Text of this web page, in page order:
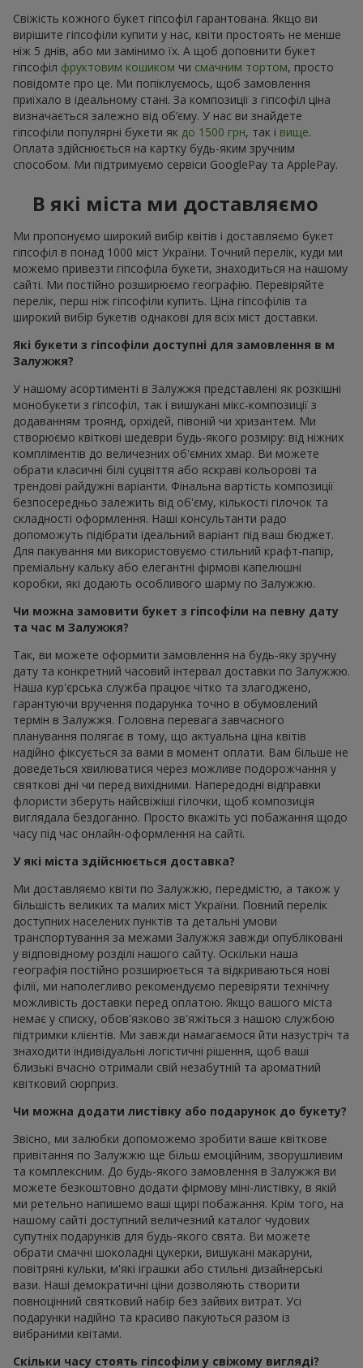
Свіжість кожного букет гіпсофіл гарантована. Якщо ви
вирішите гіпсофіли купити у нас, квіти простоять не менше
ніж 5 днів, або ми замінимо їх. А щоб доповнити букет
гіпсофіл фруктовим кошиком чи смачним тортом, просто
повідомте про це. Ми попіклуємось, щоб замовлення
приїхало в ідеальному стані. За композиції з гіпсофіл ціна
визначається залежно від об’єму. У нас ви знайдете
гіпсофіли популярні букети як до 1500 грн, так і вище.
Оплата здійснюється на картку будь-яким зручним
способом. Ми підтримуємо сервіси GooglePay та ApplePay.
В які міста ми доставляємо
Ми пропонуємо широкий вибір квітів і доставляємо букет
гіпсофіл в понад 1000 міст України. Точний перелік, куди ми
можемо привезти гіпсофіла букети, знаходиться на нашому
сайті. Ми постійно розширюємо географію. Перевіряйте
перелік, перш ніж гіпсофіли купить. Ціна гіпсофілів та
широкий вибір букетів однакові для всіх міст доставки.
Які букети з гіпсофіли доступні для замовлення в м
Залужжя?
У нашому асортименті в Залужжя представлені як розкішні
монобукети з гіпсофіл, так і вишукані мікс-композиції з
додаванням троянд, орхідей, півоній чи хризантем. Ми
створюємо квіткові шедеври будь-якого розміру: від ніжних
компліментів до величезних об'ємних хмар. Ви можете
обрати класичні білі суцвіття або яскраві кольорові та
трендові райдужні варіанти. Фінальна вартість композиції
безпосередньо залежить від об'єму, кількості гілочок та
складності оформлення. Наші консультанти радо
допоможуть підібрати ідеальний варіант під ваш бюджет.
Для пакування ми використовуємо стильний крафт-папір,
преміальну кальку або елегантні фірмові капелюшні
коробки, які додають особливого шарму по Залужжю.
Чи можна замовити букет з гіпсофіли на певну дату
та час м Залужжя?
Так, ви можете оформити замовлення на будь-яку зручну
дату та конкретний часовий інтервал доставки по Залужжю.
Наша кур'єрська служба працює чітко та злагоджено,
гарантуючи вручення подарунка точно в обумовлений
термін в Залужжя. Головна перевага завчасного
планування полягає в тому, що актуальна ціна квітів
надійно фіксується за вами в момент оплати. Вам більше не
доведеться хвилюватися через можливе подорожчання у
святкові дні чи перед вихідними. Напередодні відправки
флористи зберуть найсвіжіші гілочки, щоб композиція
виглядала бездоганно. Просто вкажіть усі побажання щодо
часу під час онлайн-оформлення на сайті.
У які міста здійснюється доставка?
Ми доставляємо квіти по Залужжю, передмістю, а також у
більшість великих та малих міст України. Повний перелік
доступних населених пунктів та детальні умови
транспортування за межами Залужжя завжди опубліковані
у відповідному розділі нашого сайту. Оскільки наша
географія постійно розширюється та відкриваються нові
філії, ми наполегливо рекомендуємо перевіряти технічну
можливість доставки перед оплатою. Якщо вашого міста
немає у списку, обов'язково зв'яжіться з нашою службою
підтримки клієнтів. Ми завжди намагаємося йти назустріч та
знаходити індивідуальні логістичні рішення, щоб ваші
близькі вчасно отримали свій незабутній та ароматний
квітковий сюрприз.
Чи можна додати листівку або подарунок до букету?
Звісно, ми залюбки допоможемо зробити ваше квіткове
привітання по Залужжю ще більш емоційним, зворушливим
та комплексним. До будь-якого замовлення в Залужжя ви
можете безкоштовно додати фірмову міні-листівку, в якій
ми ретельно напишемо ваші щирі побажання. Крім того, на
нашому сайті доступний величезний каталог чудових
супутніх подарунків для будь-якого свята. Ви можете
обрати смачні шоколадні цукерки, вишукані макаруни,
повітряні кульки, м'які іграшки або стильні дизайнерські
вази. Наші демократичні ціни дозволяють створити
повноцінний святковий набір без зайвих витрат. Усі
подарунки надійно та красиво пакуються разом із
вибраними квітами.
Скільки часу стоять гіпсофіли у свіжому вигляді?